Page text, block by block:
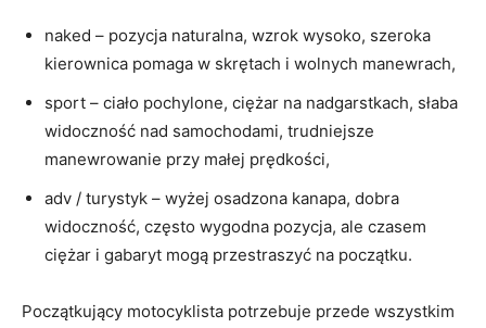
naked – pozycja naturalna, wzrok wysoko, szeroka
kierownica pomaga w skrętach i wolnych manewrach,
sport – ciało pochylone, ciężar na nadgarstkach, słaba
widoczność nad samochodami, trudniejsze
manewrowanie przy małej prędkości,
adv / turystyk – wyżej osadzona kanapa, dobra
widoczność, często wygodna pozycja, ale czasem
ciężar i gabaryt mogą przestraszyć na początku.
Początkujący motocyklista potrzebuje przede wszystkim